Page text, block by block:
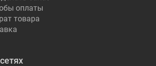
оплаты
товара